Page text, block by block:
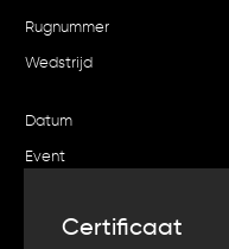
Rugnummer
Wedstrijd
Datum
Event
Certificaat